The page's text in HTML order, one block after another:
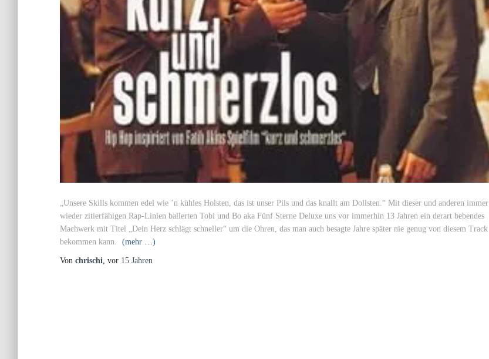
„Unsere Skills kommen edel wie ’n kühles Holsten, das ist unser Pils und das knallt am Dollsten.“ Mit dieser und anderen immer
wieder zitierfähigen Rap-Linien ballerten Tobi und Bo aka Fünf Sterne Deluxe uns vor immerhin 13 Jahren ein derart bebendes
Machwerk mit Titel „Dein Herz schlägt schneller“ um die Ohren, das man auch besagte Jahre später nie genug von diesem Track
bekommen kann.
(mehr …)
Von chrischi , vor 15 Jahren